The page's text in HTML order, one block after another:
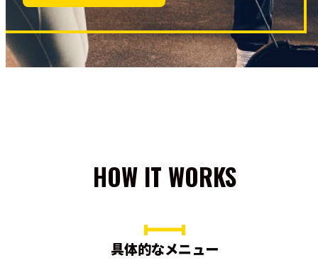
HOW IT WORKS
具体的なメニュー